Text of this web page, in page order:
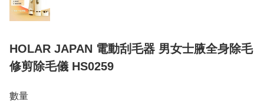
HOLAR JAPAN 電動刮毛器 男女士腋全身除毛
修剪除毛儀 HS0259
數量